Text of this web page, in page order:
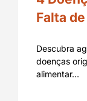
Falta
Descubra
doenças
alimentar…